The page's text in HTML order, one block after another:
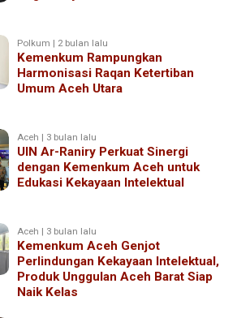
Polkum | 2 bulan lalu
Kemenkum Rampungkan
Harmonisasi Raqan Ketertiban
Umum Aceh Utara
Aceh | 3 bulan lalu
UIN Ar-Raniry Perkuat Sinergi
dengan Kemenkum Aceh untuk
Edukasi Kekayaan Intelektual
Aceh | 3 bulan lalu
Kemenkum Aceh Genjot
Perlindungan Kekayaan Intelektual,
Produk Unggulan Aceh Barat Siap
Naik Kelas